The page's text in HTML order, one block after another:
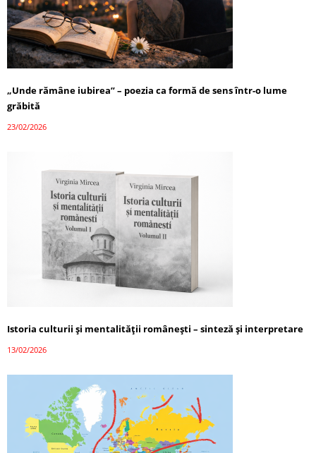
„Unde rămâne iubirea” – poezia ca formă de sens într-o lume
grăbită
23/02/2026
Istoria culturii și mentalității românești – sinteză și interpretare
13/02/2026